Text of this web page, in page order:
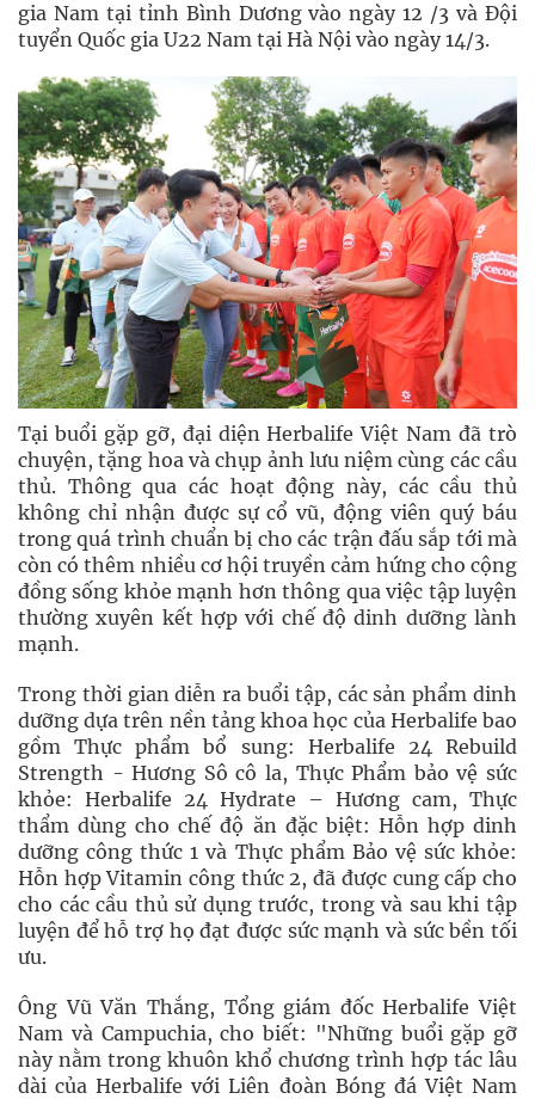
gia Nam tại tỉnh Bình Dương vào ngày 12 /3 và Đội
tuyển Quốc gia U22 Nam tại Hà Nội vào ngày 14/3.
Tại buổi gặp gỡ, đại diện Herbalife Việt Nam đã trò
chuyện, tặng hoa và chụp ảnh lưu niệm cùng các cầu
thủ. Thông qua các hoạt động này, các cầu thủ
không chỉ nhận được sự cổ vũ, động viên quý báu
trong quá trình chuẩn bị cho các trận đấu sắp tới mà
còn có thêm nhiều cơ hội truyền cảm hứng cho cộng
đồng sống khỏe mạnh hơn thông qua việc tập luyện
thường xuyên kết hợp với chế độ dinh dưỡng lành
mạnh.
Trong thời gian diễn ra buổi tập, các sản phẩm dinh
dưỡng dựa trên nền tảng khoa học của Herbalife bao
gồm Thực phẩm bổ sung: Herbalife 24 Rebuild
Strength - Hương Sô cô la, Thực Phẩm bảo vệ sức
khỏe: Herbalife 24 Hydrate – Hương cam, Thực
thẩm dùng cho chế độ ăn đặc biệt: Hỗn hợp dinh
dưỡng công thức 1 và Thực phẩm Bảo vệ sức khỏe:
Hỗn hợp Vitamin công thức 2, đã được cung cấp cho
cho các cầu thủ sử dụng trước, trong và sau khi tập
luyện để hỗ trợ họ đạt được sức mạnh và sức bền tối
ưu.
Ông Vũ Văn Thắng, Tổng giám đốc Herbalife Việt
Nam và Campuchia, cho biết: "Những buổi gặp gỡ
này nằm trong khuôn khổ chương trình hợp tác lâu
dài của Herbalife với Liên đoàn Bóng đá Việt Nam